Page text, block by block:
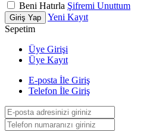
Beni Hatırla Şifremi Unuttum
Giriş Yap
Yeni Kayıt
Sepetim
Üye Girişi
Üye Kayıt
E-posta İle Giriş
Telefon İle Giriş